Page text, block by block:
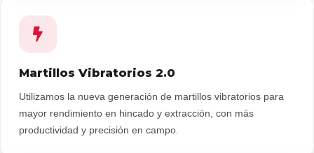
Martillos Vibratorios 2.0
Utilizamos la nueva generación de martillos vibratorios para
mayor rendimiento en hincado y extracción, con más
productividad y precisión en campo.